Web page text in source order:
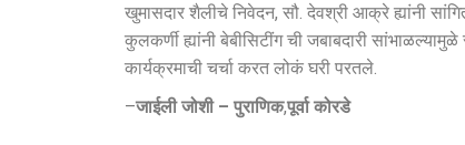
खुमासदार शैलीचे निवेदन, सौ. देवश्री आक्रे ह्यांनी
कुलकर्णी ह्यांनी बेबीसिटींग ची जबाबदारी
कार्यक्रमाची चर्चा करत लोकं घरी परतले.
–जाईली जोशी – पुराणिक,पूर्वा कोरडे